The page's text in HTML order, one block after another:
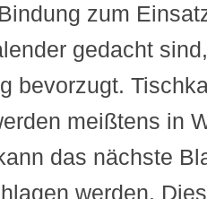
zum
gedacht
bevorzugt.
meißtens in
das nächste
werden.